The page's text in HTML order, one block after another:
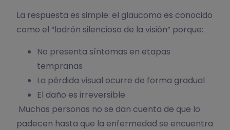
La respuesta es simple: el glaucoma es conocido
como el “ladrón silencioso de la visión” porque:
No presenta síntomas en etapas
tempranas
La pérdida visual ocurre de forma gradual
El daño es irreversible
Muchas personas no se dan cuenta de que lo
padecen hasta que la enfermedad se encuentra